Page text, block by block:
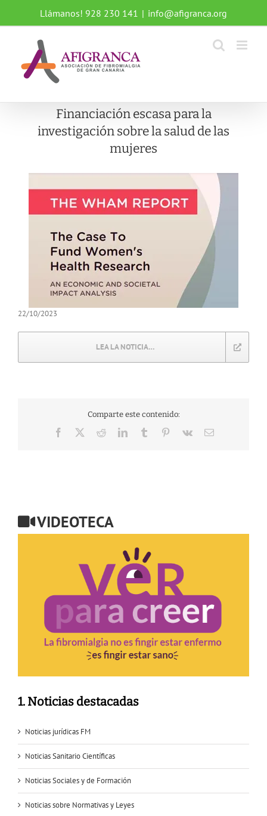
contenido
Llámanos! 928 230 141 | info@afigranca.org
Financiación escasa para la
investigación sobre la salud de las
mujeres
22/10/2023
LEA LA NOTICIA…
Comparte este contenido:
Facebook RedditLinkedInTumblr Pinterest
Vk
Correo
VIDEOTECA
1. Noticias destacadas
Noticias jurídicas FM
Noticias Sanitario Científicas
Noticias Sociales y de Formación
Noticias sobre Normativas y Leyes